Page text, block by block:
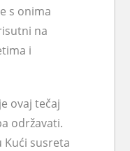
s onima
na
i
ovaj tečaj
održavati.
susreta